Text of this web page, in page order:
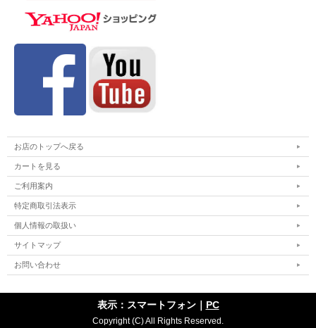
お店のトップへ戻る
カートを見る
ご利用案内
特定商取引法表示
個人情報の取扱い
サイトマップ
お問い合わせ
表示：スマートフォン｜ PC
Copyright (C) All Rights Reserved.